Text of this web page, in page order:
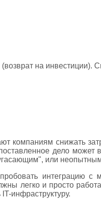
на инвестиции).
компаниям снижать
дело может
или
интеграцию с
легко и просто
инфраструктуру.